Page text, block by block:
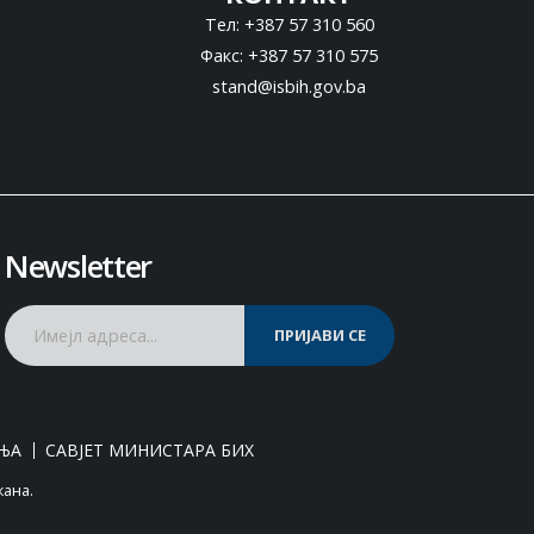
Тел: +387 57 310 560
Факс: +387 57 310 575
stand@isbih.gov.ba
Newsletter
ПРИЈАВИ СЕ
САВЈЕТ МИНИСТАРА БИХ